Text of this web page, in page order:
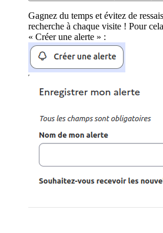
Gagnez du temps et évitez de
recherche à chaque visite ! Pour
« Créer une alerte » :